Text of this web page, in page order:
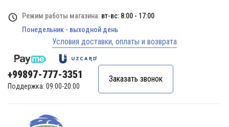
Режим работы магазина: вт-вс: 8:00 - 17:00
Понедельник - выходной день
Условия доставки, оплаты и возврата
+99897-777-3351
Поддержка: 09:00-20:00
Заказать звонок